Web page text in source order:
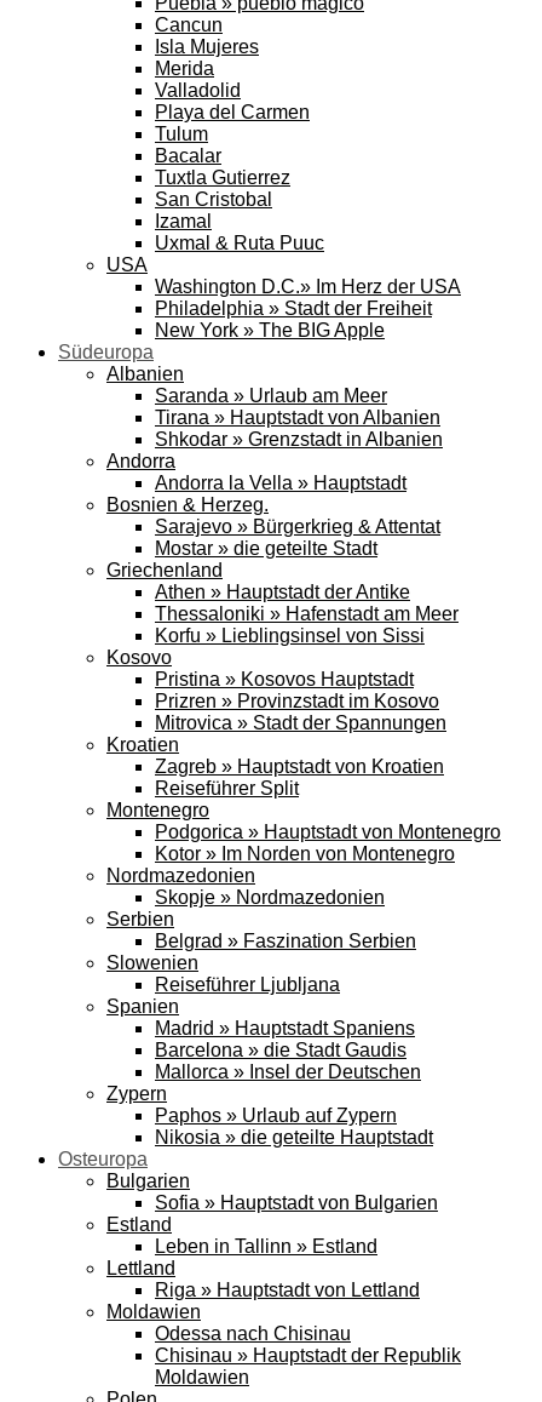
Cancun
Isla Mujeres
Merida
Valladolid
Playa del Carmen
Tulum
Bacalar
Tuxtla Gutierrez
San Cristobal
Izamal
Uxmal & Ruta Puuc
USA
Washington D.C.» Im Herz der USA
Philadelphia » Stadt der Freiheit
New York » The BIG Apple
Südeuropa
Albanien
Saranda » Urlaub am Meer
Tirana » Hauptstadt von Albanien
Shkodar » Grenzstadt in Albanien
Andorra
Andorra la Vella » Hauptstadt
Bosnien & Herzeg.
Sarajevo » Bürgerkrieg & Attentat
Mostar » die geteilte Stadt
Griechenland
Athen » Hauptstadt der Antike
Thessaloniki » Hafenstadt am Meer
Korfu » Lieblingsinsel von Sissi
Kosovo
Pristina » Kosovos Hauptstadt
Prizren » Provinzstadt im Kosovo
Mitrovica » Stadt der Spannungen
Kroatien
Zagreb » Hauptstadt von Kroatien
Reiseführer Split
Montenegro
Podgorica » Hauptstadt von Montenegro
Kotor » Im Norden von Montenegro
Nordmazedonien
Skopje » Nordmazedonien
Serbien
Belgrad » Faszination Serbien
Slowenien
Reiseführer Ljubljana
Spanien
Madrid » Hauptstadt Spaniens
Barcelona » die Stadt Gaudis
Mallorca » Insel der Deutschen
Zypern
Paphos » Urlaub auf Zypern
Nikosia » die geteilte Hauptstadt
Osteuropa
Bulgarien
Sofia » Hauptstadt von Bulgarien
Estland
Leben in Tallinn » Estland
Lettland
Riga » Hauptstadt von Lettland
Moldawien
Odessa nach Chisinau
Chisinau » Hauptstadt der Republik
Moldawien